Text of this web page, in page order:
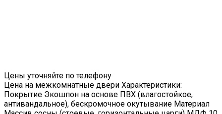
Цены уточняйте по телефону
Цена на межкомнатные двери Характеристики:
Покрытие Экошпон на основе ПВХ (влагостойкое,
антивандальное), бескромочное окутывание Материал